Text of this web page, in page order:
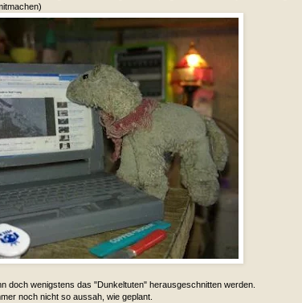
doch wenigstens das "Dunkeltuten" herausgeschnitten werden.
noch nicht so aussah, wie geplant.